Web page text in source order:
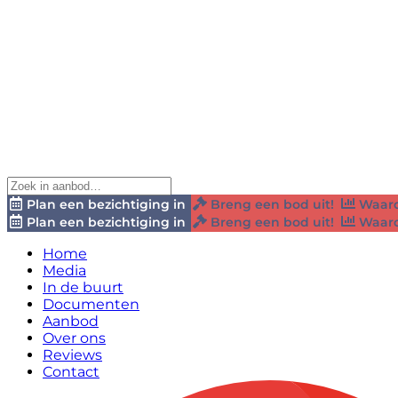
Plan een bezichtiging in Breng een bod uit!
Plan een bezichtiging in
Breng een bod uit!
Home
Media
In de buurt
Documenten
Aanbod
Over ons
Reviews
Contact